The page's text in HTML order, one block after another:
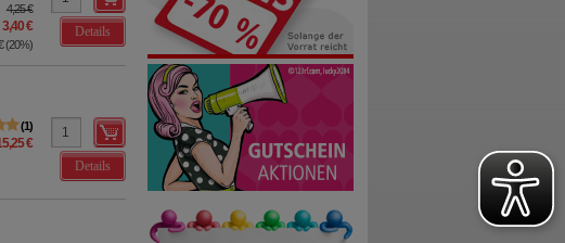
4,25 €
3,40 €
(20%)
Details
1
€
Details